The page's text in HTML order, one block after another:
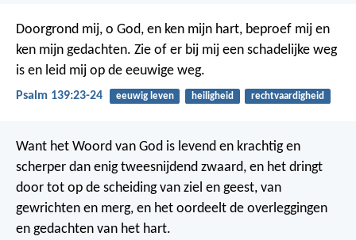
Doorgrond mij, o God, en ken mijn hart, beproef mij en
ken mijn gedachten. Zie of er bij mij een schadelijke weg
is en leid mij op de eeuwige weg.
Psalm 139:23-24 eeuwig leven heiligheid rechtvaardigheid
Want het Woord van God is levend en krachtig en
scherper dan enig tweesnijdend zwaard, en het dringt
door tot op de scheiding van ziel en geest, van
gewrichten en merg, en het oordeelt de overleggingen
en gedachten van het hart.